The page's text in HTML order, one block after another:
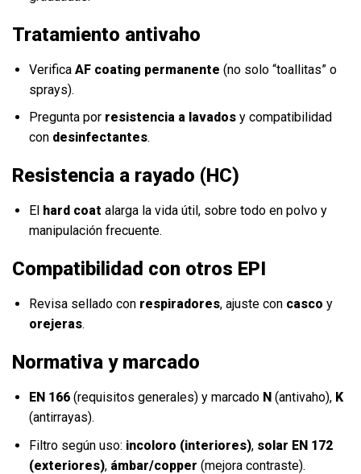
Tratamiento antivaho
Verifica AF coating permanente (no solo “toallitas” o
sprays).
Pregunta por resistencia a lavadosy compatibilidad
con desinfectantes.
Resistencia a rayado (HC)
El hard coat alarga la vida útil, sobre todo en polvo y
manipulación frecuente.
Compatibilidad con otros EPI
Revisa sellado con respiradores, ajuste con casco y
orejeras.
Normativa y marcado
EN 166(requisitos generales) y marcado N (antivaho), K
(antirrayas).
Filtro según uso: incoloro (interiores), solar EN 172
(exteriores), ámbar/copper (mejora contraste).